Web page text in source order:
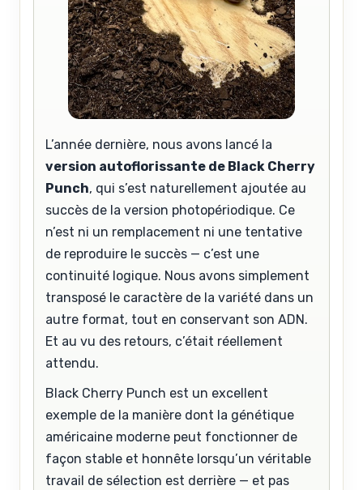
L’année dernière, nous avons lancé la
version autoflorissante de Black Cherry
Punch, qui s’est naturellement ajoutée au
succès de la version photopériodique. Ce
n’est ni un remplacement ni une tentative
de reproduire le succès — c’est une
continuité logique. Nous avons simplement
transposé le caractère de la variété dans un
autre format, tout en conservant son ADN.
Et au vu des retours, c’était réellement
attendu.
Black Cherry Punch est un excellent
exemple de la manière dont la génétique
américaine moderne peut fonctionner de
façon stable et honnête lorsqu’un véritable
travail de sélection est derrière — et pas